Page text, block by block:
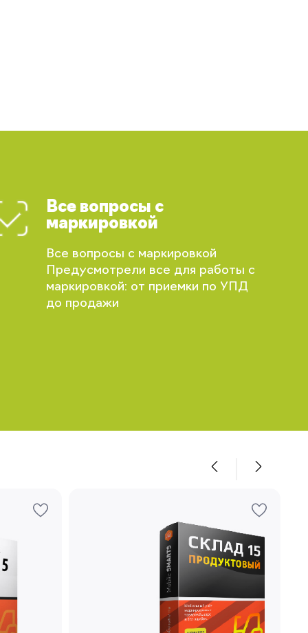
Все вопросы с
маркировкой
Все вопросы с маркировкой
Предусмотрели все для работы с
маркировкой: от приемки по УПД
до продажи